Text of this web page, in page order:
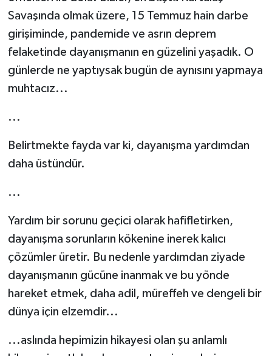
Savaşında olmak üzere, 15 Temmuz hain darbe
girişiminde, pandemide ve asrın deprem
felaketinde dayanışmanın en güzelini yaşadık. O
günlerde ne yaptıysak bugün de aynısını yapmaya
muhtacız...
...
Belirtmekte fayda var ki, dayanışma yardımdan
daha üstündür.
...
Yardım bir sorunu geçici olarak hafifletirken,
dayanışma sorunların kökenine inerek kalıcı
çözümler üretir. Bu nedenle yardımdan ziyade
dayanışmanın gücüne inanmak ve bu yönde
hareket etmek, daha adil, müreffeh ve dengeli bir
dünya için elzemdir...
...aslında hepimizin hikayesi olan şu anlamlı